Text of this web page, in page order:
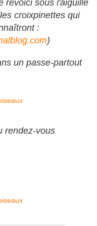
revoici sous l'aiguille
croixpinettes qui
:
)
un passe-partout
rendez-vous